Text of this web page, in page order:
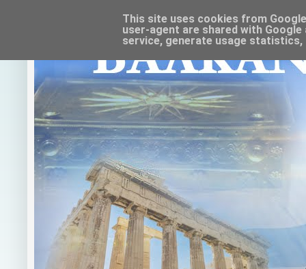
This site uses cookies from
user-agent are shared with
service, generate usage statistics,